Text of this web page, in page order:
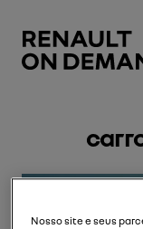
Nosso site e seus